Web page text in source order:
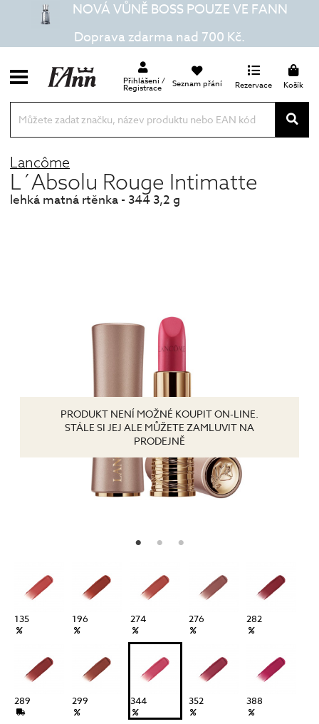
NOVÁ VŮNĚ BOSS POUZE VE FANN
Doprava zdarma nad 700 Kč.
Přihlášení /
Registrace Seznam přání Rezervace Košík
Lancôme
L´Absolu Rouge Intimatte
lehká matná rtěnka - 344 3,2 g
PRODUKT NENÍ MOŽNÉ KOUPIT ON-LINE.
STÁLE SI JEJ ALE MŮŽETE ZAMLUVIT NA
PRODEJNĚ
135 196 274 276 282
289 299 344 352 388